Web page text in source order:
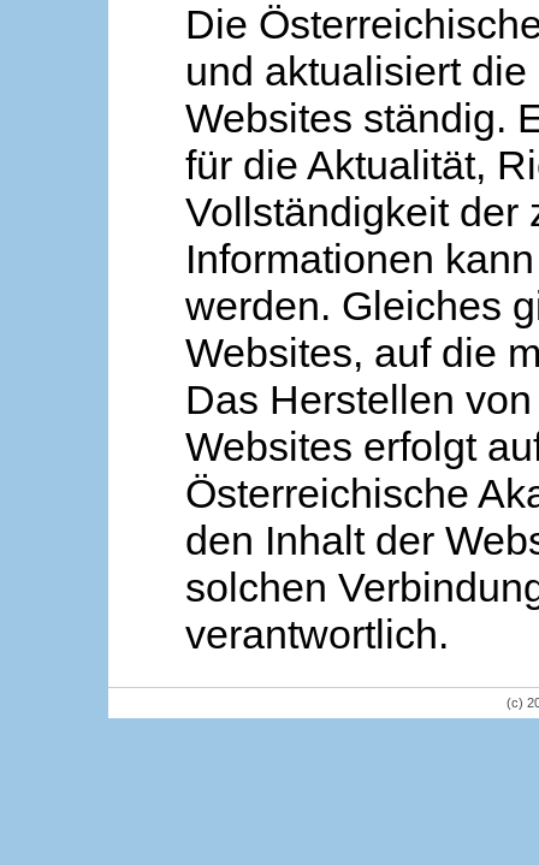
Die
und aktualisiert
Websites ständig.
für die Aktualität,
Vollständigkeit der
Informationen
werden. Gleiches
Websites, auf die
Das Herstellen
Websites erfolgt
Österreichische
den Inhalt der
solchen
verantwortlich.
(c)